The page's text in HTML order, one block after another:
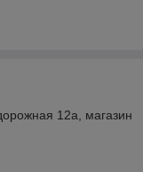
12а, магазин